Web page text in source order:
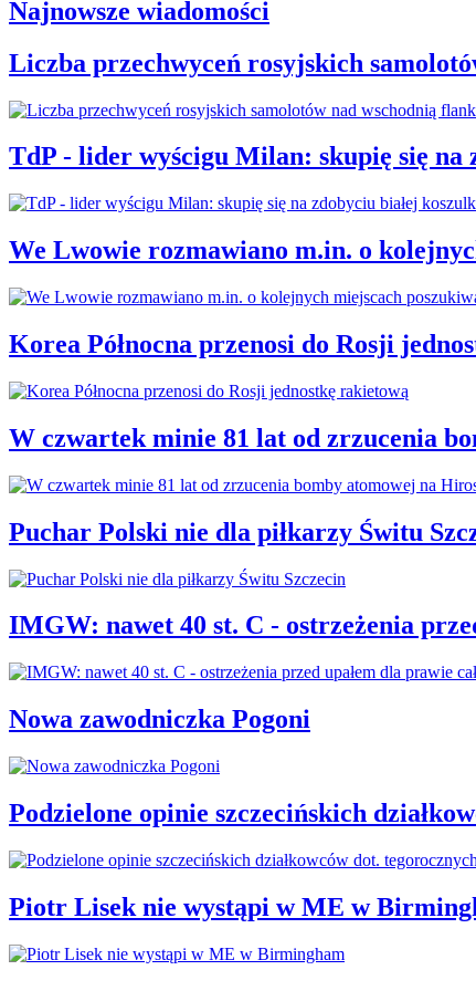
Najnowsze wiadomości
Liczba przechwyceń rosyjskich
TdP - lider wyścigu Milan: skupię się na
We Lwowie rozmawiano m.in. o
Korea Północna przenosi do Rosji
W czwartek minie 81 lat od zrzucenia
Puchar Polski nie dla piłkarzy Świtu
IMGW: nawet 40 st. C - ostrzeżenia
Nowa zawodniczka Pogoni
Podzielone opinie szczecińskich
Piotr Lisek nie wystąpi w ME w